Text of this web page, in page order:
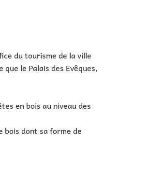
du tourisme de la ville
le Palais des Evêques,
en bois au niveau des
bois dont sa forme de